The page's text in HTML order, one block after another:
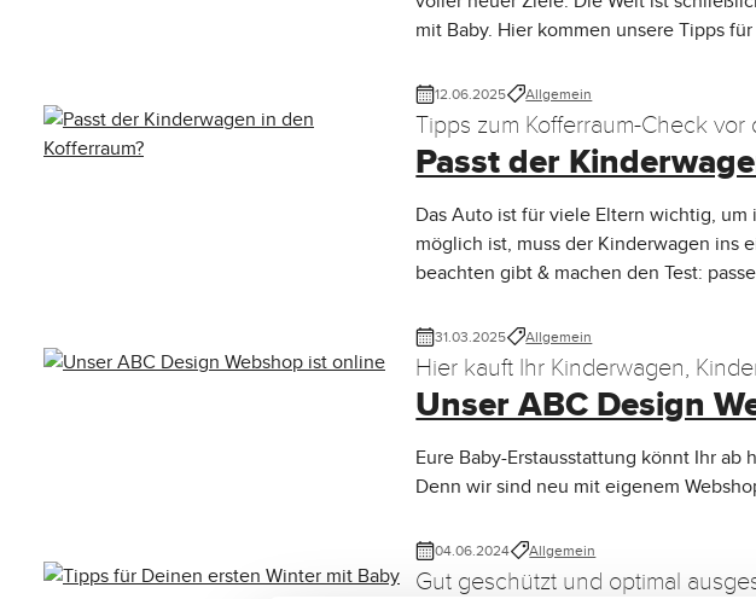
mit Baby. Hier kommen unsere Tipps
12.06.2025 Allgemein
Tipps zum Kofferraum-Check
Passt der
Das Auto ist für viele Eltern wichtig,
möglich ist, muss der Kinderwagen ins
beachten gibt & machen den Test:
31.03.2025 Allgemein
Hier kauft Ihr Kinderwagen,
direkt über uns
Unser ABC Design
Eure Baby-Erstausstattung könnt Ihr
Denn wir sind neu mit eigenem
04.06.2024 Allgemein
Gut geschützt und optimal